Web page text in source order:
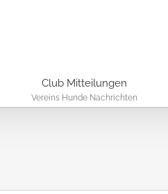
Club Mitteilungen
Vereins Hunde Nachrichten